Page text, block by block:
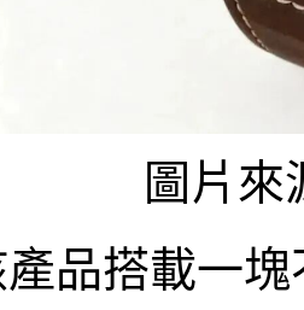
圖片來
品搭載一